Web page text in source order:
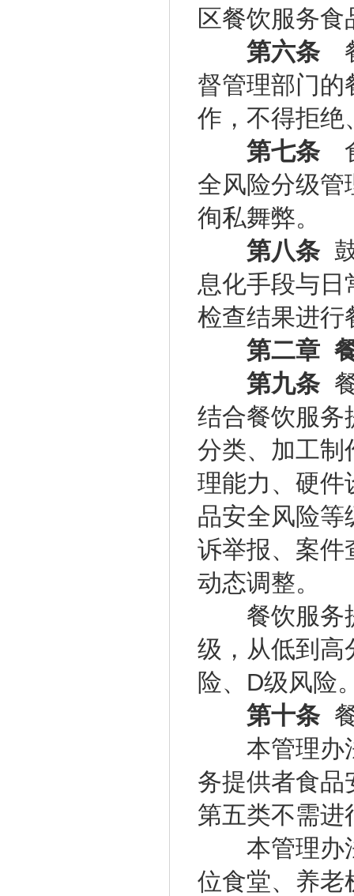
区餐饮服务
第六条餐
督管理部门的
作，不得拒绝
第七条食
全风险分级管
徇私舞弊。
第八条鼓
息化手段与日
检查结果进行
第二章
第九条餐
结合餐饮服务
分类、加工制
理能力、硬件
品安全风险等
诉举报、案件
动态调整。
餐饮服务提
级，从低到高
险、D级风险
第十条餐
本管理办法
务提供者食品
第五类不需进
本管理办法
位食堂、养老